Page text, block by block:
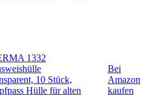
1332
10 Stück,
Hülle für alten
Bei
Amazon
kaufen